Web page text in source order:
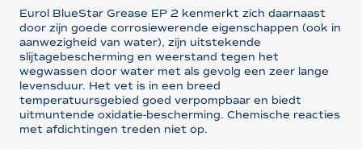
Eurol BlueStar Grease EP 2 kenmerkt zich daarnaast
door zijn goede corrosiewerende eigenschappen (ook in
aanwezigheid van water), zijn uitstekende
slijtagebescherming en weerstand tegen het
wegwassen door water met als gevolg een zeer lange
levensduur. Het vet is in een breed
temperatuursgebied goed verpompbaar en biedt
uitmuntende oxidatie-bescherming. Chemische reacties
met afdichtingen treden niet op.